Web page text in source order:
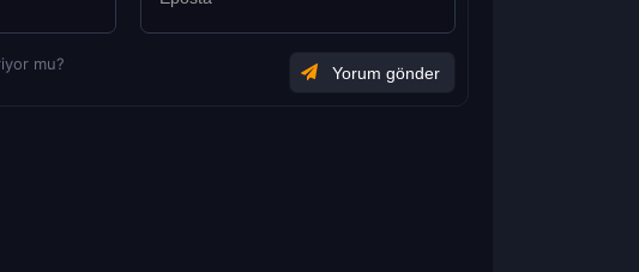
mu?